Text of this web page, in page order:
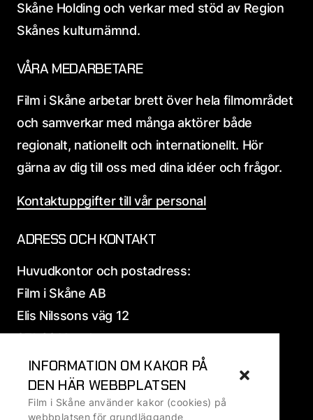
INFORMATION OM KAKOR PÅ
DEN HÄR WEBBPLATSEN
Film i Skåne använder kakor (cookies) på
webbplatsen för grundläggande
Skåne Holding och verkar med stöd av Region
Skånes kulturnämnd.
VÅRA MEDARBETARE
Film i Skåne arbetar brett över hela filmområdet
och samverkar med många aktörer både
regionalt, nationellt och internationellt. Hör
gärna av dig till oss med dina idéer och frågor.
Kontaktuppgifter till vår personal
ADRESS OCH KONTAKT
Huvudkontor och postadress:
Film i Skåne AB
Elis Nilssons väg 12
271 39 Ystad
Allaadress och fakturauppgifter
Ansvarig utgivare: Ralf Ivarsson, VD